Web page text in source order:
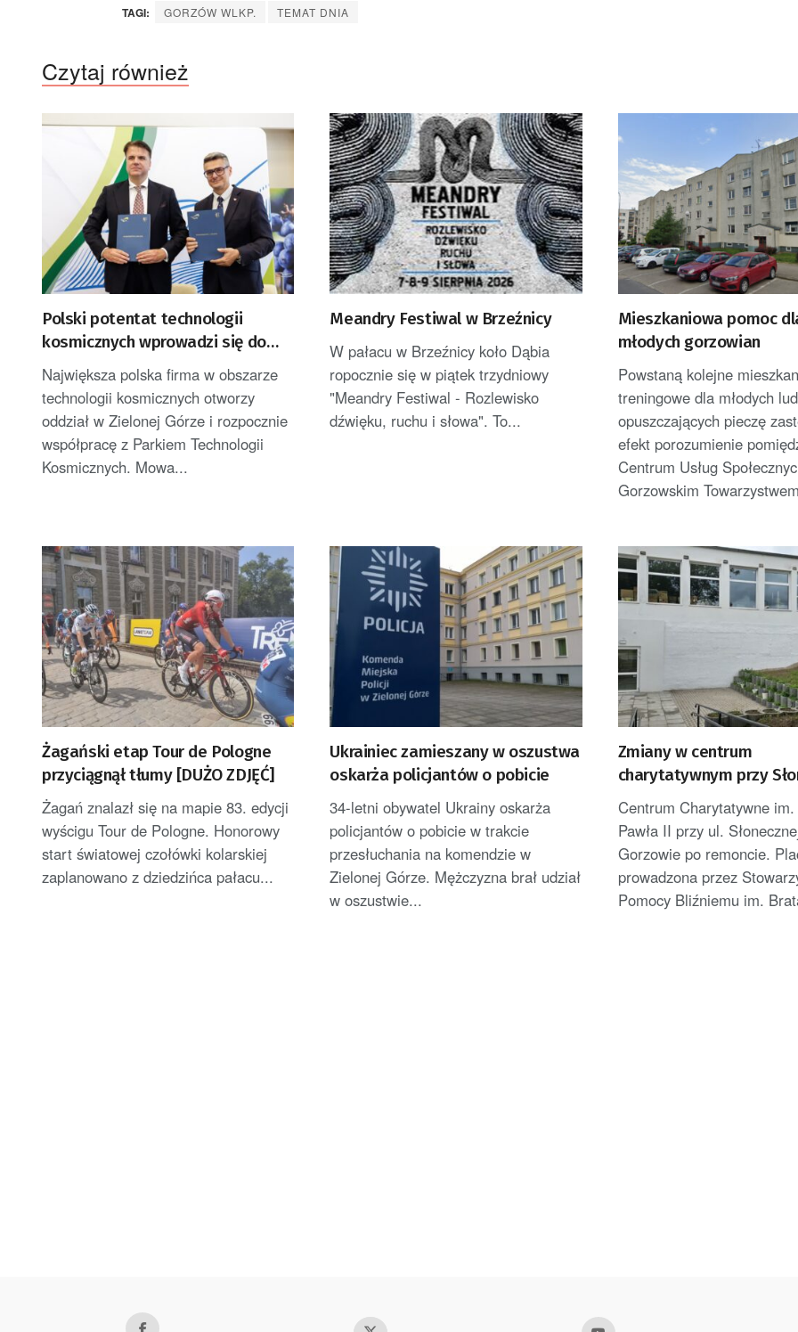
TAGI: GORZÓW WLKP. TEMAT DNIA
Czytaj również
Polski potentat technologii
kosmicznych wprowadzi się do
Zielonej Góry
Największa polska firma w obszarze
technologii kosmicznych otworzy
oddział w Zielonej Górze i rozpocznie
współpracę z Parkiem Technologii
Kosmicznych. Mowa...
Meandry Festiwal w Brzeźnicy
W pałacu w Brzeźnicy koło Dąbia
ropocznie się w piątek trzydniowy
"Meandry Festiwal - Rozlewisko
dźwięku, ruchu i słowa". To...
Mieszkaniowa pomoc
młodych gorzowian
Powstaną kolejne
treningowe dla młodych
opuszczających pieczę
efekt porozumienie
Centrum Usług
Gorzowskim
Żagański etap Tour de Pologne
przyciągnął tłumy [DUŻO ZDJĘĆ]
Żagań znalazł się na mapie 83. edycji
wyścigu Tour de Pologne. Honorowy
start światowej czołówki kolarskiej
zaplanowano z dziedzińca pałacu...
Ukrainiec zamieszany w oszustwa
oskarża policjantów o pobicie
34-letni obywatel Ukrainy oskarża
policjantów o pobicie w trakcie
przesłuchania na komendzie w
Zielonej Górze. Mężczyzna brał udział
w oszustwie...
Zmiany w centrum
charytatywnym przy
Centrum Charytatywne im.
Pawła II przy ul.
Gorzowie po remoncie.
prowadzona przez
Pomocy Bliźniemu im.